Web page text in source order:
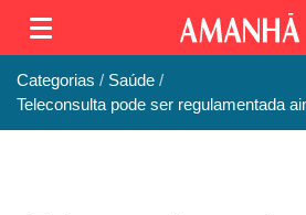
Categorias
Saúde
Teleconsulta pode ser regulamentada